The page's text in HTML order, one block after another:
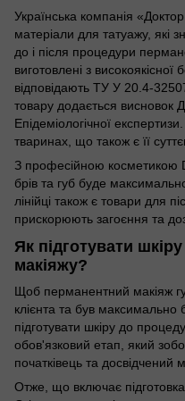
Українська компанія
матеріали для татуажу, які
до і після процедури
виготовлені з високоякісної
відповідають ТУ У 20.4-
товару додається висновок
Епідеміологічної
тваринах, що також є її
З професійною косметикою
брів та губ буде
лінійці також є товари для
прискорюють загоєння та
Як підготувати
макіяжу?
Щоб перманентний макіяж
клієнта та був
підготувати шкіру до
обов'язковий етап, який
початківець та
Отже, що включає